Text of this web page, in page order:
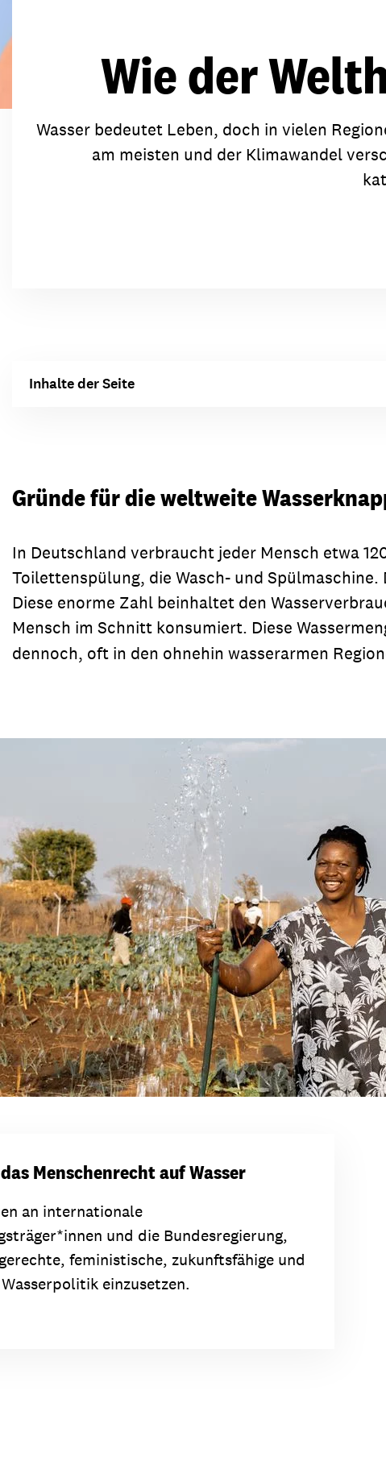
Einsatz der Spendengelder
Wie der
Wasser bedeutet Leben, doch in vielen
am meisten und der Klimawandel
Inhalte der Seite
Gründe für die weltweite
In Deutschland verbraucht jeder Mensch etwa
Toilettenspülung, die Wasch- und
Diese enorme Zahl beinhaltet den
Mensch im Schnitt konsumiert. Diese
dennoch, oft in den ohnehin wasserarmen
Menschenrecht auf Wasser
an internationale
und die Bundesregierung,
feministische, zukunftsfähige und
einzusetzen.